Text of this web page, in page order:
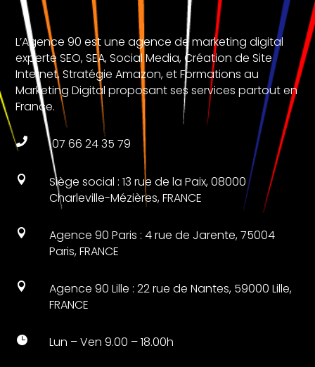
L’Agence 90 est une agence de marketing digital
experte SEO, SEA, Social Media, Création de Site
Internet, Stratégie Amazon, et Formations au
Marketing Digital proposant ses services partout en
France.
 07 66 24 35 79

Siège social : 13 rue de la Paix, 08000
Charleville-Mézières, FRANCE

Agence 90 Paris : 4 rue de Jarente, 75004
Paris, FRANCE

Agence 90 Lille : 22 rue de Nantes, 59000 Lille,
FRANCE
 Lun – Ven 9.00 – 18.00h